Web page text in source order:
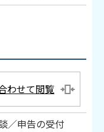
わせて閲覧
／申告の受付